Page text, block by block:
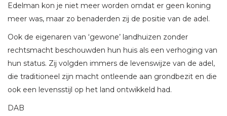
Edelman kon je niet meer worden omdat er geen koning
meer was, maar zo benaderden zij de positie van de adel.
Ook de eigenaren van ‘gewone’ landhuizen zonder
rechtsmacht beschouwden hun huis als een verhoging van
hun status. Zij volgden immers de levenswijze van de adel,
die traditioneel zijn macht ontleende aan grondbezit en die
ook een levensstijl op het land ontwikkeld had.
DAB